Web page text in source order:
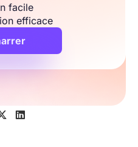

facile
efficace